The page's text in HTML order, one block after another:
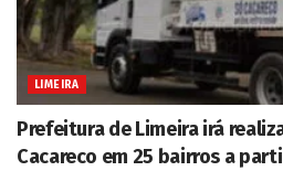
LIMEIRA
Prefeitura de Limeira irá
Cacareco em 25 bairros a